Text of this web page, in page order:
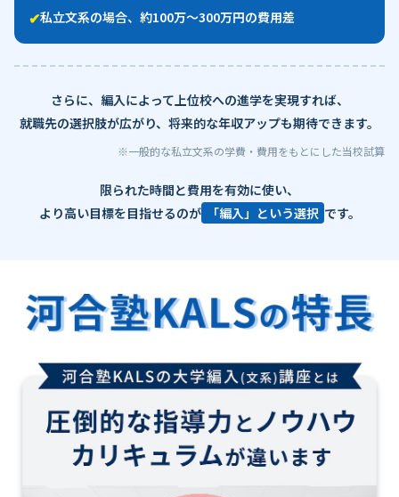
✔私立文系の場合、約100万〜300万円の費用差
さらに、編入によって上位校への進学を実現すれば、
就職先の選択肢が広がり、将来的な年収アップも期待できます。
※一般的な私立文系の学費・費用をもとにした当校試算
限られた時間と費用を有効に使い、
より高い目標を目指せるのが
「編入」という選択 です。